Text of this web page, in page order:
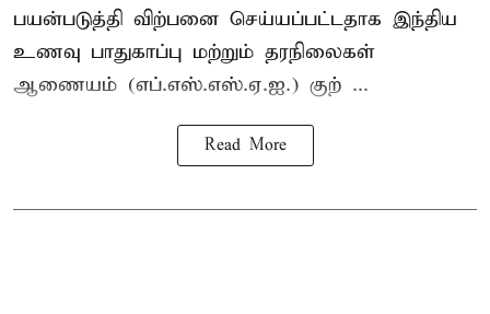
பயன்படுத்தி விற்பனை செய்யப்பட்டதாக இந்திய
உணவு பாதுகாப்பு மற்றும் தரநிலைகள்
ஆணையம் (எப்.எஸ்.எஸ்.ஏ.ஐ.) குற் ...
Read More